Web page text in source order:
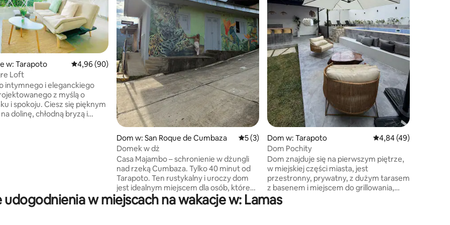
liczba recenzji: 72
w: Tarapoto Średnia ocena: 4,96 na 5, liczba recenzji: 90
4,96 (90)
Loft
intymnego i eleganckiego
z myślą o
i spokoju. Ciesz się pięknym
dolinę, chłodną bryzą i
krajobrazu.
Dom w: San Roque de Cumbaza Średnia ocena: 5 na 5, liczba recenzji: 3
5 (3)
Domek w dż
Casa Majambo – schronienie w dżungli
nad rzeką Cumbaza. Tylko 40 minut od
Tarapoto. Ten rustykalny i uroczy dom
jest idealnym miejscem dla osób, które
chcą oderwać się od hałasu, oddychać
czystym powietrzem i zanurzyć się
Dom w: Tarapoto Średnia ocena: 4,84
4,84 (49)
Dom Pochity
Dom znajduje się na pierwszym piętrze,
w miejskiej części miasta, jest
przestronny, prywatny, z dużym tarasem
z basenem i miejscem do grillowania,
wyposażoną kuchnią, 04 sypialniami, 03
pełnymi łazienkami i 01 odwiedzającą
udogodnienia w miejscach na wakacje w: Lamas